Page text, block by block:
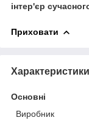
інтер'єр
Приховати
Характеристики
Основні
Виробник